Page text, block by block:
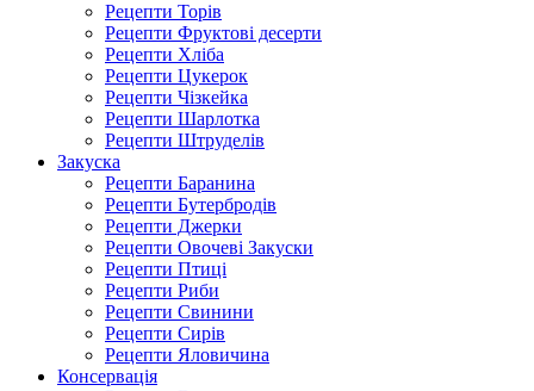
Рецепти Торів
Рецепти Фруктові десерти
Рецепти Хліба
Рецепти Цукерок
Рецепти Чізкейка
Рецепти Шарлотка
Рецепти Штруделів
Закуска
Рецепти Баранина
Рецепти Бутербродів
Рецепти Джерки
Рецепти Овочеві Закуски
Рецепти Птиці
Рецепти Риби
Рецепти Свинини
Рецепти Сирів
Рецепти Яловичина
Консервація